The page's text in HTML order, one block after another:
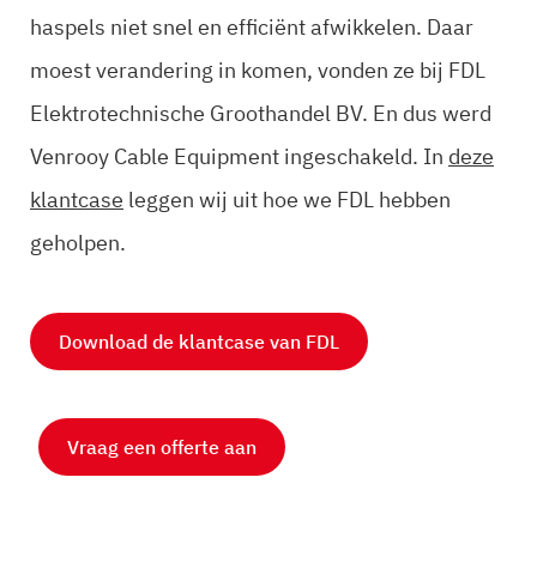
haspels niet snel en efficiënt afwikkelen. Daar
moest verandering in komen, vonden ze bij FDL
Elektrotechnische Groothandel BV. En dus werd
Venrooy Cable Equipment ingeschakeld. In deze
klantcase leggen wij uit hoe we FDL hebben
geholpen.
Download de klantcase van FDL
Vraag een offerte aan